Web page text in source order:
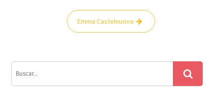
Navegación
Emma Castelnuovo